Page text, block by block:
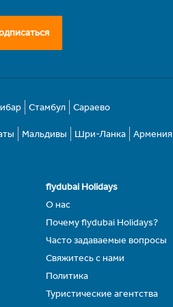
Стамбул Сараево
Мальдивы Шри-Ланка Армения
flydubai Holidays
О нас
Почему flydubai Holidays?
Часто задаваемые вопросы
Свяжитесь с нами
Политика
Туристические агентства